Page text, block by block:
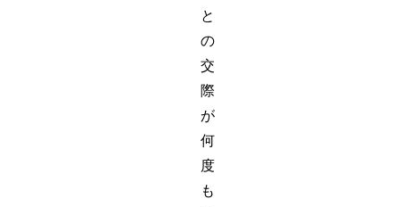
と
の
交
際
が
何
度
も